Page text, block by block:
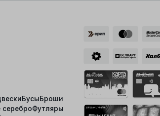
БусыБроши
сереброФутляры